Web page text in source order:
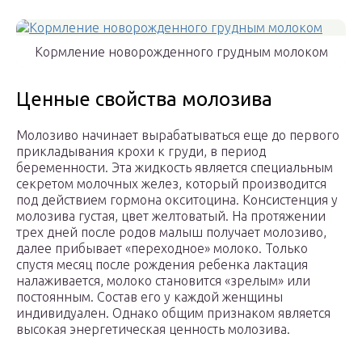
Кормление новорожденного грудным молоком
Ценные свойства молозива
Молозиво начинает вырабатываться еще до первого
прикладывания крохи к груди, в период
беременности. Эта жидкость является специальным
секретом молочных желез, который производится
под действием гормона окситоцина. Консистенция у
молозива густая, цвет желтоватый. На протяжении
трех дней после родов малыш получает молозиво,
далее прибывает «переходное» молоко. Только
спустя месяц после рождения ребенка лактация
налаживается, молоко становится «зрелым» или
постоянным. Состав его у каждой женщины
индивидуален. Однако общим признаком является
высокая энергетическая ценность молозива.